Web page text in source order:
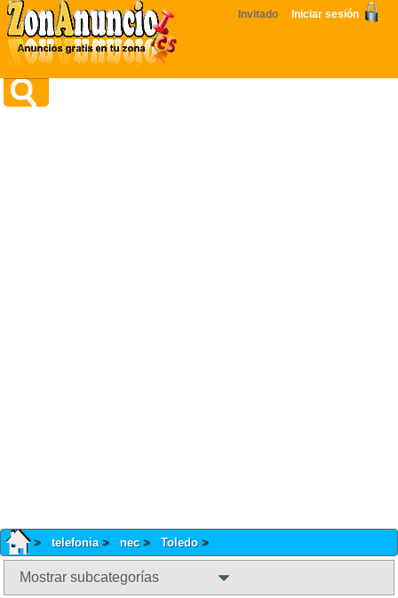
Invitado Iniciar sesión
telefonia nec Toledo
Mostrar subcategorías